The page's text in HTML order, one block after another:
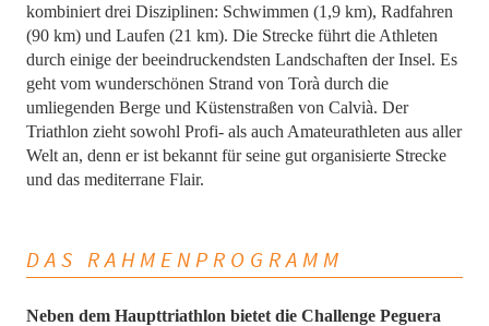
kombiniert drei Disziplinen: Schwimmen (1,9 km), Radfahren
(90 km) und Laufen (21 km). Die Strecke führt die Athleten
durch einige der beeindruckendsten Landschaften der Insel. Es
geht vom wunderschönen Strand von Torà durch die
umliegenden Berge und Küstenstraßen von Calvià. Der
Triathlon zieht sowohl Profi- als auch Amateurathleten aus aller
Welt an, denn er ist bekannt für seine gut organisierte Strecke
und das mediterrane Flair.
DAS RAHMENPROGRAMM
Neben dem Haupttriathlon bietet die Challenge Peguera